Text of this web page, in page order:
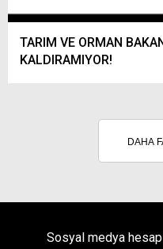
TARIM VE ORMAN
KALDIRAMIYOR!
DAHA
Sosyal medya